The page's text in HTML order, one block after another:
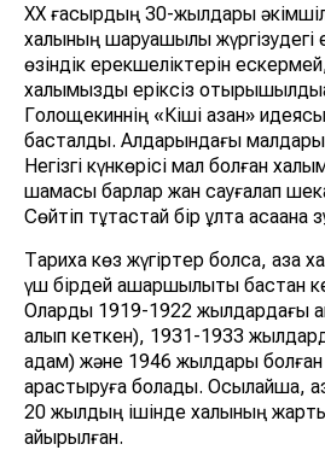
ХХ ғасырдың 30-жылдары әкімшіл-
халқының шаруашылық жүргізудегі
өзіндік ерекшеліктерін
халқымызды еріксіз
Голощекиннің «Кіші қазан»
басталды. Алдарындағы
Негізгі күнкөрісі мал болған
шамасы барлар жан сауғалап
Сөйтіп тұтастай бір ұлтқа
Тарихқа көз жүгіртер болсақ, қазақ
үш бірдей ашаршылықты бастан
Оларды 1919-1922 жылдардағы
алып кеткен), 1931-1933
адам) және 1946 жылдары болған
қарастыруға болады. Осылайша,
20 жылдың ішінде халқының
айырылған.